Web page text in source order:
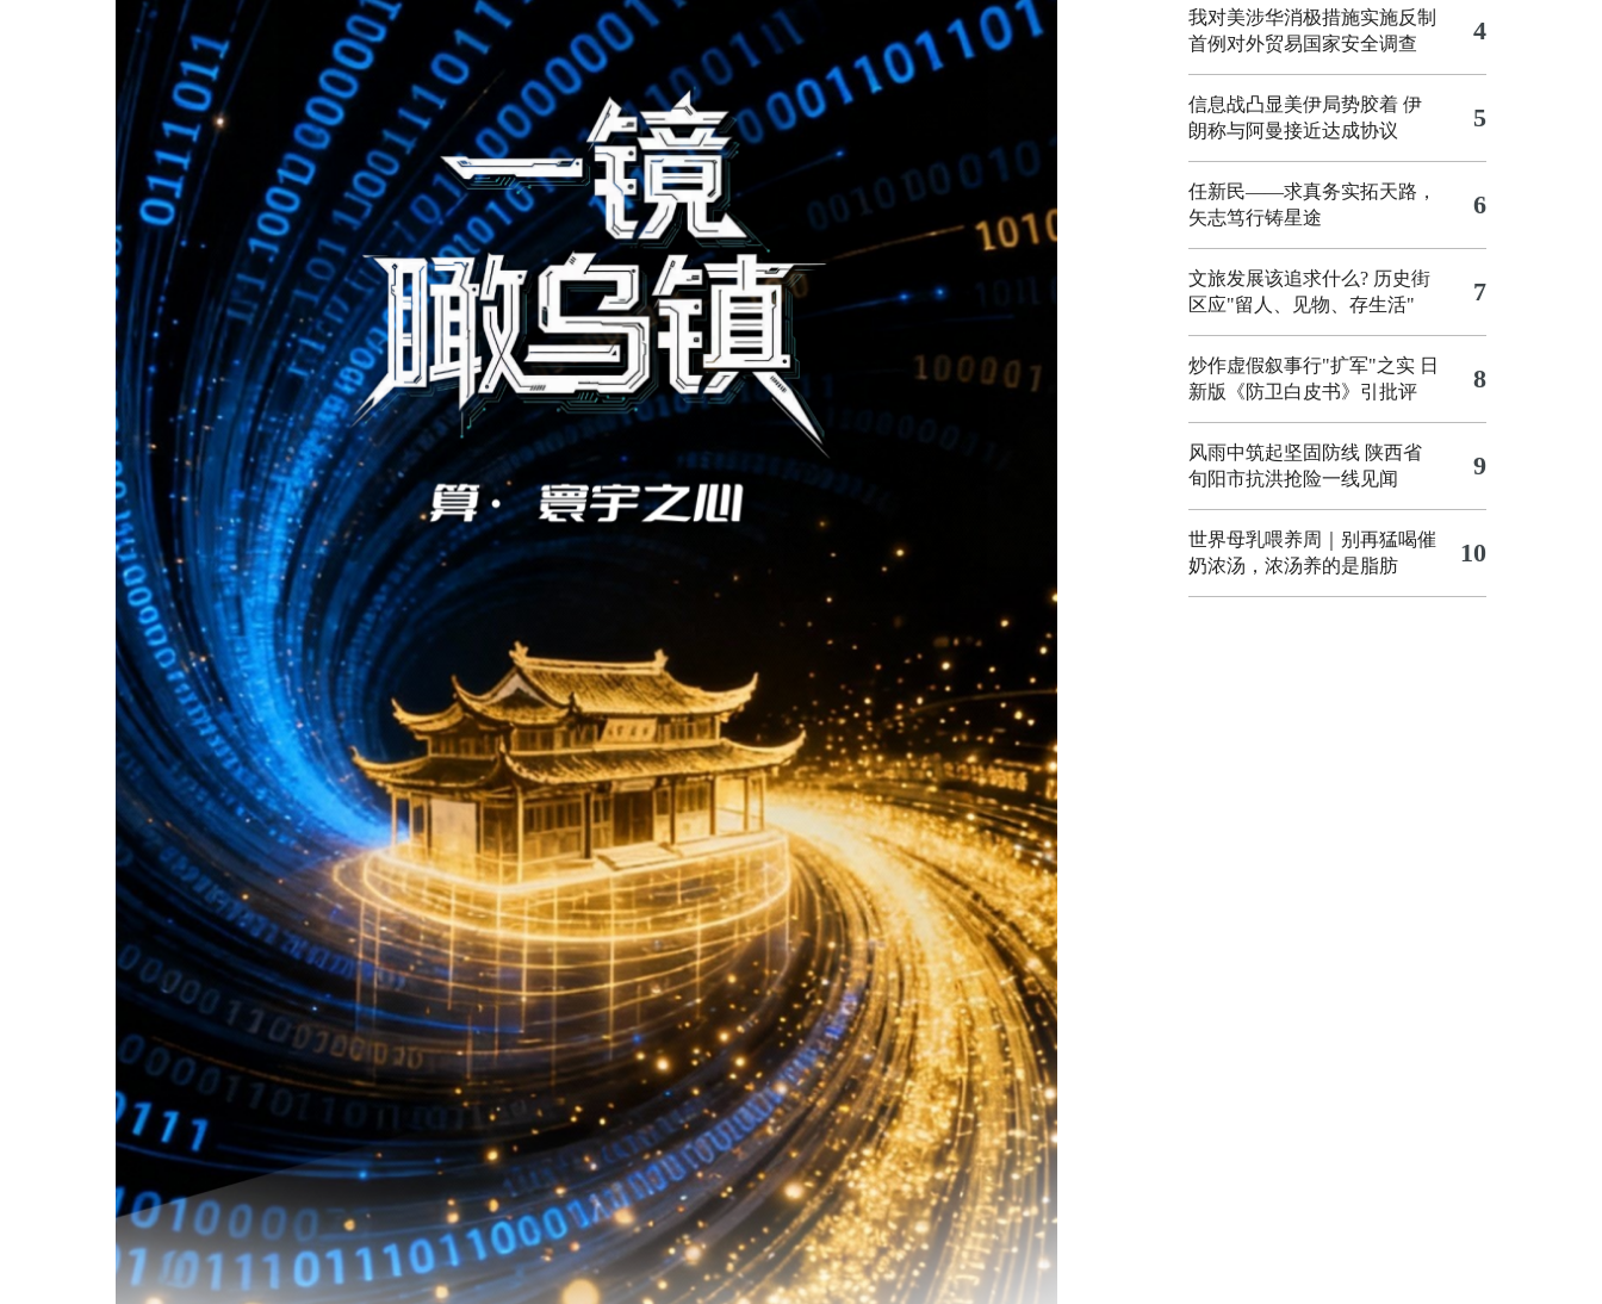
我对美涉华消极措施实施反制
首例对外贸易国家安全调查
4
信息战凸显美伊局势胶着 伊
朗称与阿曼接近达成协议
5
任新民——求真务实拓天路，
矢志笃行铸星途
6
文旅发展该追求什么? 历史街
区应"留人、见物、存生活"
7
炒作虚假叙事行"扩军"之实 日
新版《防卫白皮书》引批评
8
风雨中筑起坚固防线 陕西省
旬阳市抗洪抢险一线见闻
9
世界母乳喂养周｜别再猛喝催
奶浓汤，浓汤养的是脂肪
10